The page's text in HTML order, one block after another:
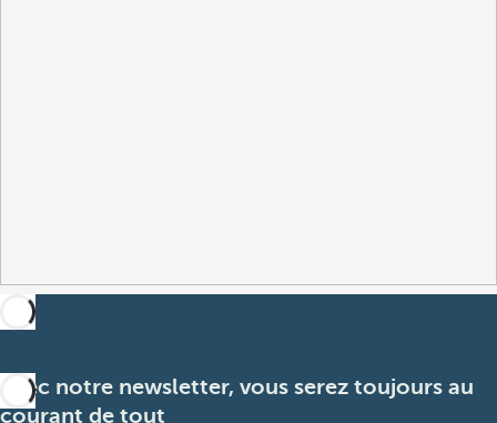
Avec notre newsletter, vous serez toujours au
courant de tout